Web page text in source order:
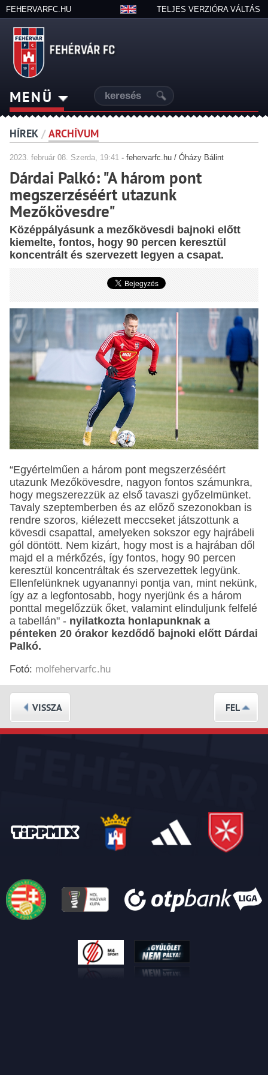
FEHERVARFC.HU TELJES VERZIÓRA VÁLTÁS
MENÜ
HÍREK / ARCHÍVUM
2023. február08. Szerda, 19:41- fehervarfc.hu / Óházy Bálint
Dárdai Palkó: "A három pont
megszerzéséért utazunk
Mezőkövesdre"
Középpályásunk a mezőkövesdi bajnoki előtt
kiemelte, fontos, hogy 90 percen keresztül
koncentrált és szervezett legyen a csapat.
“Egyértelműen a három pont megszerzéséért
utazunk Mezőkövesdre, nagyon fontos számunkra,
hogy megszerezzük az első tavaszi győzelmünket.
Tavaly szeptemberben és az előző szezonokban is
rendre szoros, kiélezett meccseket játszottunk a
kövesdi csapattal, amelyeken sokszor egy hajrábeli
gól döntött. Nem kizárt, hogy most is a hajrában dől
majd el a mérkőzés, így fontos, hogy 90 percen
keresztül koncentráltak és szervezettek legyünk.
Ellenfelünknek ugyanannyi pontja van, mint nekünk,
így az a legfontosabb, hogy nyerjünk és a három
ponttal megelőzzük őket, valamint elinduljunk felfelé
a tabellán" - nyilatkozta honlapunknak a
pénteken 20 órakor kezdődő bajnoki előtt Dárdai
Palkó.
Fotó: molfehervarfc.hu
VISSZA FEL